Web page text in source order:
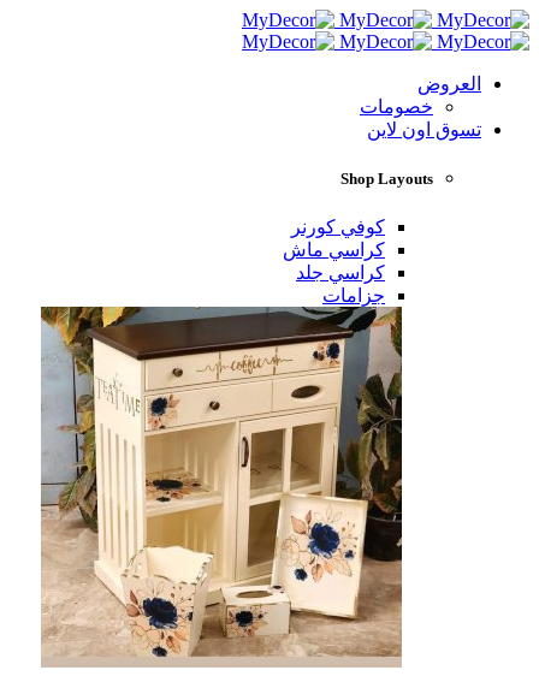
العروض
خصومات
تسوق اون لاين
Shop Layouts
كوفي كورنر
كراسي ماش
كراسي جلد
جزامات